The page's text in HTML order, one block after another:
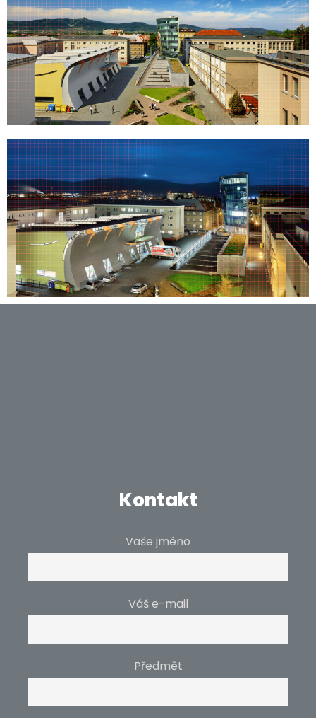
Kontakt
Vaše jméno
Váš e-mail
Předmět